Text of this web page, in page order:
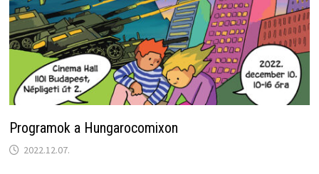
Programok a Hungarocomixon
2022.12.07.